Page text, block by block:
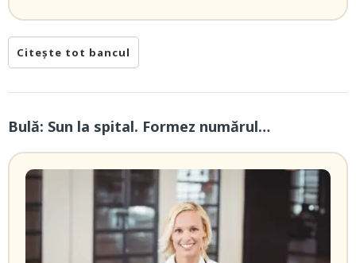
Citește tot bancul
Bulă: Sun la spital. Formez numărul…